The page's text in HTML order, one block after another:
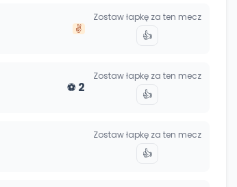
✌️
Zostaw łapkę za ten mecz
👍
⚽ 2
Zostaw łapkę za ten mecz
👍
Zostaw łapkę za ten mecz
👍